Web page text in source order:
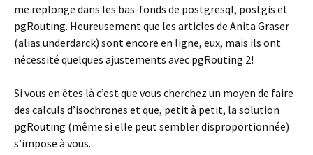
me replonge dans les bas-fonds de postgresql, postgis et
pgRouting. Heureusement que les articles de Anita Graser
(alias underdarck) sont encore en ligne, eux, mais ils ont
nécessité quelques ajustements avec pgRouting 2!
Si vous en êtes là c’est que vous cherchez un moyen de faire
des calculs d’isochrones et que, petit à petit, la solution
pgRouting (même si elle peut sembler disproportionnée)
s’impose à vous.